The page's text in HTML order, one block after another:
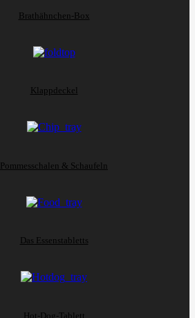
Brathähnchen-Box
Klappdeckel
Pommesschalen & Schaufeln
Das Essenstabletts
Hot-Dog-Tablett